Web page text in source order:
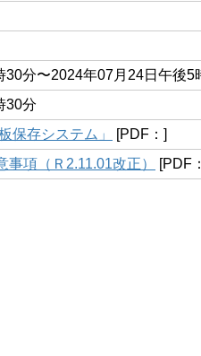
30分〜2024年07月24日午後5
30分
存システム」
[PDF：]
項（Ｒ2.11.01改正） [PDF